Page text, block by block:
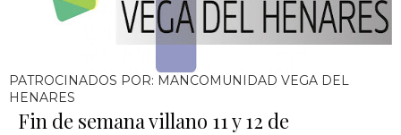
PATROCINADOS POR: MANCOMUNIDAD VEGA DEL
HENARES
Fin de semana villano 11 y 12 de